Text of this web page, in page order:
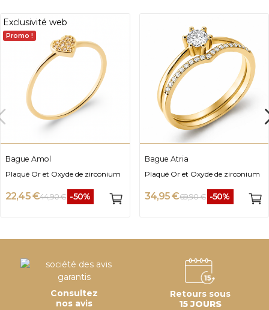
Exclusivité web
Promo !
Bague Amol
Plaqué Or et Oxyde de zirconium
22,45 €44,90 € -50%
Bague Atria
Plaqué Or et Oxyde de zirconium
34,95 €69,90 € -50%
Consultez
nos avis
Retours sous
15 JOURS